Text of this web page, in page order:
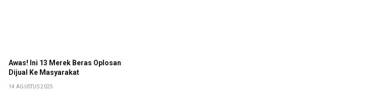
Awas! Ini 13 Merek Beras Oplosan
Dijual Ke Masyarakat
14 AGUSTUS 2025